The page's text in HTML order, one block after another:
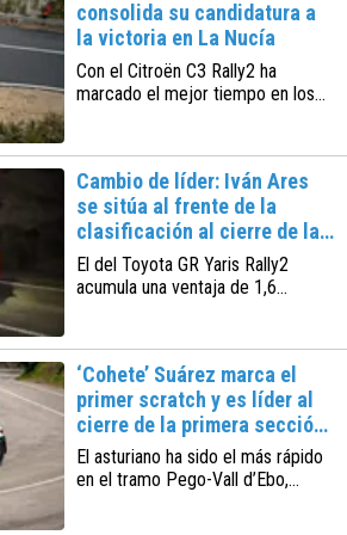
consolida su candidatura a
la victoria en La Nucía
Con el Citroën C3 Rally2 ha
marcado el mejor tiempo en los
Suárez le siguen de cerca
Cambio de líder: Iván Ares
se sitúa al frente de la
clasificación al cierre de la
primera jornada
El del Toyota GR Yaris Rally2
acumula una ventaja de 1,6
últimos y decisivos tramos de la
competición
‘Cohete’ Suárez marca el
primer scratch y es líder al
cierre de la primera sección
del rallye
El asturiano ha sido el más rápido
en el tramo Pego-Vall d’Ebo,